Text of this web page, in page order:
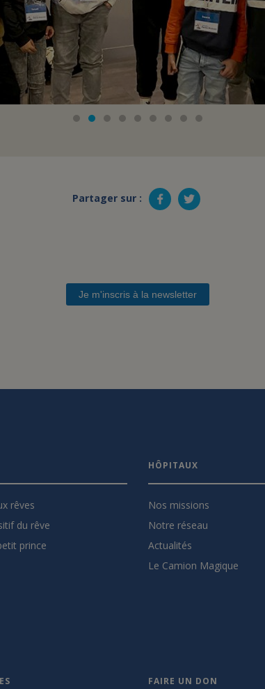
Partager sur :
Je m'inscris à la newsletter
rêves
du rêve
prince
HÔPITAUX
Nos missions
Notre réseau
Actualités
Le Camion Magique
FAIRE UN DON